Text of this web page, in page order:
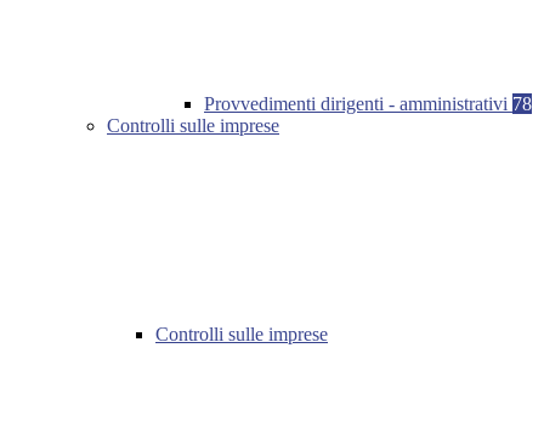
Provvedimenti dirigenti - amministrativi 78
Controlli sulle imprese
Controlli sulle imprese